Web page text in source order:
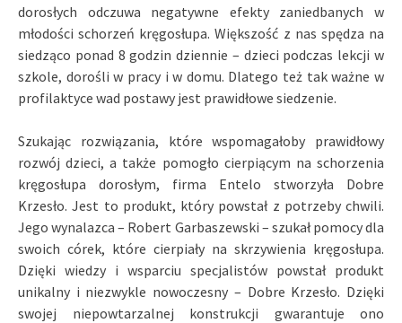
dorosłych odczuwa negatywne efekty zaniedbanych w
młodości schorzeń kręgosłupa. Większość z nas spędza na
siedząco ponad 8 godzin dziennie – dzieci podczas lekcji w
szkole, dorośli w pracy i w domu. Dlatego też tak ważne w
profilaktyce wad postawy jest prawidłowe siedzenie.
Szukając rozwiązania, które wspomagałoby prawidłowy
rozwój dzieci, a także pomogło cierpiącym na schorzenia
kręgosłupa dorosłym, firma Entelo stworzyła Dobre
Krzesło. Jest to produkt, który powstał z potrzeby chwili.
Jego wynalazca – Robert Garbaszewski – szukał pomocy dla
swoich córek, które cierpiały na skrzywienia kręgosłupa.
Dzięki wiedzy i wsparciu specjalistów powstał produkt
unikalny i niezwykle nowoczesny – Dobre Krzesło. Dzięki
swojej niepowtarzalnej konstrukcji gwarantuje ono